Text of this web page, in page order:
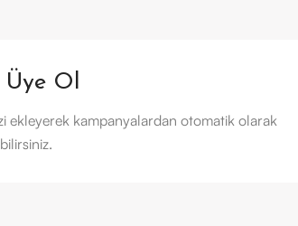
Üye Ol
ekleyerek kampanyalardan otomatik olarak